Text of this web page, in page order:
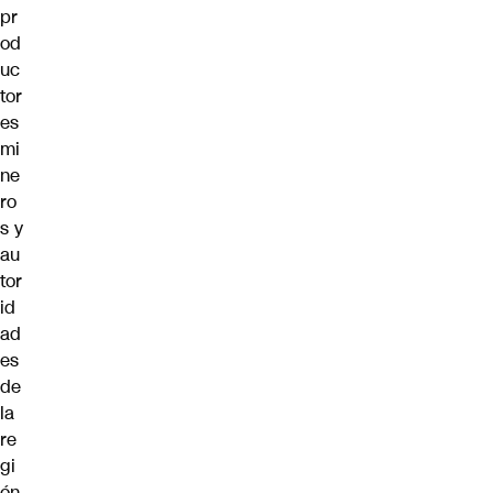
pr
od
uc
tor
es
mi
ne
ro
s y
au
tor
id
ad
es
de
la
re
gi